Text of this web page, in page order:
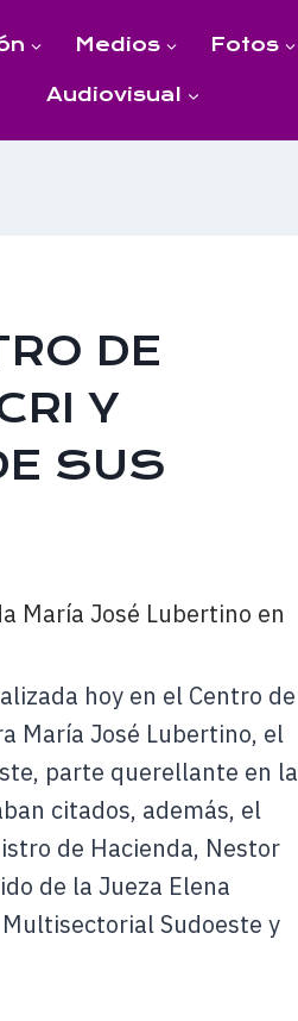
Medios Fotos
Audiovisual
DE
Y
SUS
hoy en el Centro de
María José Lubertino, el
parte querellante en la
citados, además, el
de Hacienda, Nestor
de la Jueza Elena
Sudoeste y